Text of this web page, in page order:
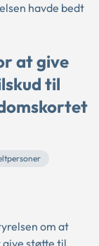
havde bedt
at give
til
om at